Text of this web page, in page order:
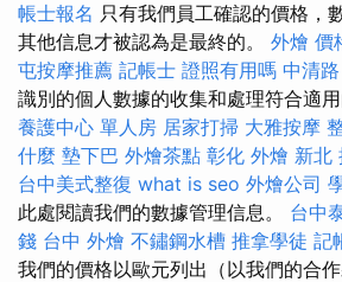
帳士報名 只有我們員工確認的價格，
其他信息才被認為是最終的。 外燴 價
屯按摩推薦 記帳士 證照有用嗎 中清
識別的個人數據的收集和處理符合適用
養護中心 單人房 居家打掃 大雅按摩
什麼 墊下巴 外燴茶點 彰化 外燴 新北
台中美式整復 what is seo 外燴公司
此處閱讀我們的數據管理信息。 台中
錢 台中 外燴 不鏽鋼水槽 推拿學徒 記
我們的價格以歐元列出（以我們的合